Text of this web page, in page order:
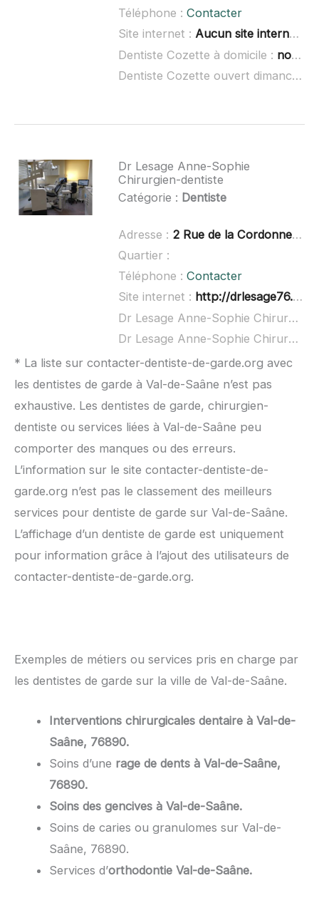
Téléphone : Contacter
Site internet : Aucun site internet connu
Dentiste Cozette à domicile : non renseigné
Dentiste Cozette ouvert dimanche :
Dr Lesage Anne-Sophie
Chirurgien-dentiste
Catégorie : Dentiste
Adresse : 2 Rue de la Cordonnerie, 76490 Rives-en-Seine
Quartier :
Téléphone : Contacter
Site internet : http://drlesage76.com/
Dr Lesage Anne-Sophie Chirurgien-dentiste à domicile :
Dr Lesage Anne-Sophie Chirurgien-dentiste ouvert dimanche :
* La liste sur contacter-dentiste-de-garde.org avec
les dentistes de garde à Val-de-Saâne n’est pas
exhaustive. Les dentistes de garde, chirurgien-
dentiste ou services liées à Val-de-Saâne peu
comporter des manques ou des erreurs.
L’information sur le site contacter-dentiste-de-
garde.org n’est pas le classement des meilleurs
services pour dentiste de garde sur Val-de-Saâne.
L’affichage d’un dentiste de garde est uniquement
pour information grâce à l’ajout des utilisateurs de
contacter-dentiste-de-garde.org.
Exemples de métiers ou services pris en charge par
les dentistes de garde sur la ville de Val-de-Saâne.
Interventions chirurgicales dentaire à Val-de-
Saâne, 76890.
Soins d’une rage de dents à Val-de-Saâne,
76890.
Soins des gencives à Val-de-Saâne.
Soins de caries ou granulomes sur Val-de-
Saâne, 76890.
Services d’orthodontie Val-de-Saâne.